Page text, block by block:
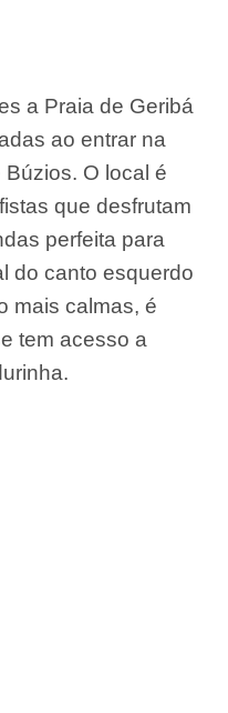
a Praia de Geribá
ao entrar na
O local é
que desfrutam
perfeita para
do canto esquerdo
mais calmas, é
tem acesso a